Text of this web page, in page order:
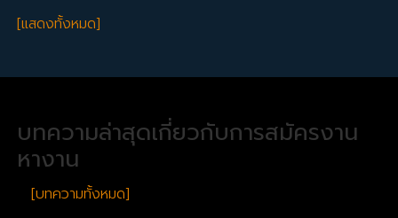
[แสดงทั้งหมด]
บทความล่าสุดเกี่ยวกับการสมัครงาน
หางาน
[บทความทั้งหมด]